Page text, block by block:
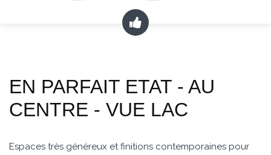
EN PARFAIT ETAT - AU
CENTRE - VUE LAC
Espaces très généreux et finitions contemporaines pour